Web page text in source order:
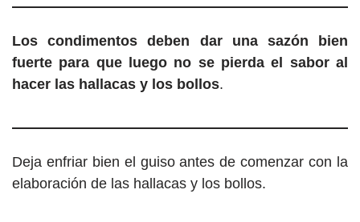
Los condimentos deben dar una sazón bien
fuerte para que luego no se pierda el sabor al
hacer las hallacas y los bollos.
Deja enfriar bien el guiso antes de comenzar con la
elaboración de las hallacas y los bollos.